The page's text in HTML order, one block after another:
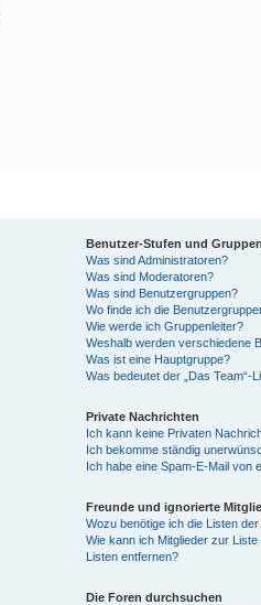
Benutzer-Stufen und Gruppen
Was sind Administratoren?
Was sind Moderatoren?
Was sind Benutzergruppen?
Wo finde ich die
Wie werde ich Gruppenleiter?
Weshalb werden verschiedene
Was ist eine Hauptgruppe?
Was bedeutet der „Das Team“-
Private Nachrichten
Ich kann keine Privaten
Ich bekomme ständig
Ich habe eine Spam-E-Mail von
Freunde und ignorierte
Wozu benötige ich die Listen
Wie kann ich Mitglieder zur
Listen entfernen?
Die Foren durchsuchen